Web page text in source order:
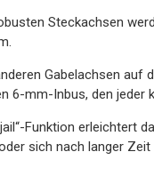
Steckachsen
Gabelachsen auf
6-mm-Inbus, den
Funktion erleichtert
sich nach langer